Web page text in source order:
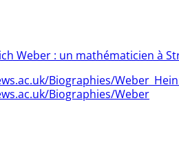
Weber : un mathématicien à
Biographies/
Biographies/Weber